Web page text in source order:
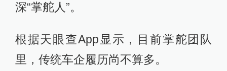
深“掌舵人”。
根据天眼查App显示，目前掌舵团队
里，传统车企履历尚不算多。